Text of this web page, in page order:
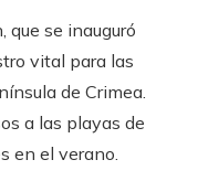
que se inauguró
vital para las
de Crimea.
a las playas de
en el verano.